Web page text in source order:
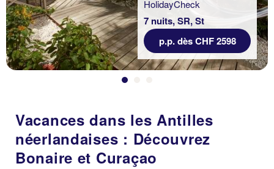
7 nuits, SR, St
p.p. dès CHF 2598
Vacances dans les Antilles
néerlandaises : Découvrez
Bonaire et Curaçao